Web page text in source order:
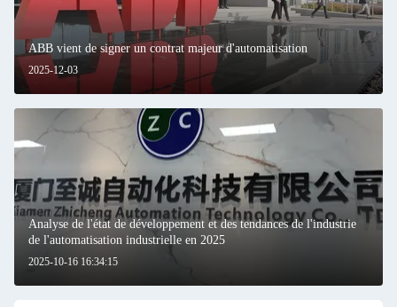
2025-12-03
ABB vient de signer un contrat majeur d'automatisation
2025-10-16 16:34:15
Analyse de l'état de développement et des tendances de l'industrie
de l'automatisation industrielle en 2025